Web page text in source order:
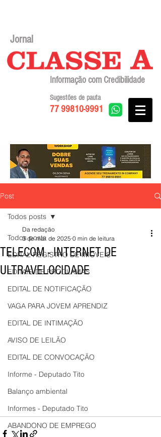
Jornal
Informação com Credibilidade
77 99810-9991
Sugestões de pauta
Post
Todos posts
EDITAL REGISTRO DE IMÓVEIS
EDITAIS DE PROCLAMAS
EDITAL DE NOTIFICAÇÃO
VAGA PARA JOVEM APRENDIZ
EDITAL DE INTIMAÇÃO
AVISO DE LEILÃO
EDITAL DE CONVOCAÇÃO
Informe - Deputado Tito
Balanço ambiental
Informes - Deputado Tito
ABANDONO DE EMPREGO
Todos posts
TELECOM - INTERNET DE
ULTRAVELOCIDADE
Da redação
3 de mar. de 2025 0 min de leitura